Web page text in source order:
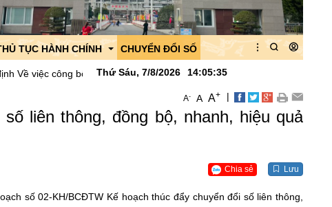
quan
TỤC HÀNH CHÍNH
TTHC của CK Ma Lù Thàng
CHUYỂN ĐỔI SỐ
bố danh mục thủ tục hành chính được thay thế, bãi bỏ lĩnh vực hoạt
Thứ Sáu, 7/8/2026 14:05:36
A- A A+ |
liên thông, đồng bộ, nhanh, hiệu quả
Chia sẻ Lưu
số 02-KH/BCĐTW Kế hoạch thúc đẩy chuyển đổi số liên thông,